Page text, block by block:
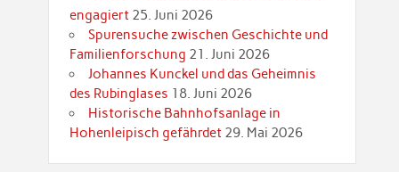
engagiert 25. Juni 2026
Spurensuche zwischen Geschichte und
Familienforschung 21. Juni 2026
Johannes Kunckel und das Geheimnis
des Rubinglases 18. Juni 2026
Historische Bahnhofsanlage in
Hohenleipisch gefährdet 29. Mai 2026